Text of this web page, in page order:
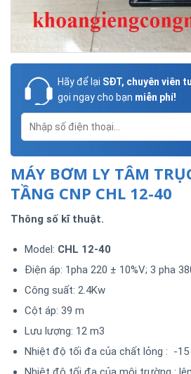
Hãy để lại SĐT, chuyên viên
gọi ngay cho bạn miễn phí!
MÁY BƠM LY TÂM
TẦNG CNP CHL 12-40
Thông số kĩ thuật.
Model: CHL 12-40
Điện áp: 1pha 220 ± 10%V; 3 pha
Công suất: 2.4Kw
Cột áp: 39 m
Lưu lượng: 12 m3
Nhiệt độ tối đa của chất lỏng : -15